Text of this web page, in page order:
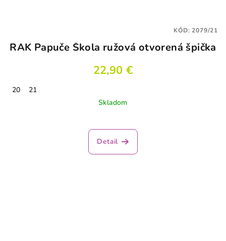
RAK Papuče Škola ružová otvorená špička
22,90 €
20
21
Skladom
Detail
KÓD:2079/21